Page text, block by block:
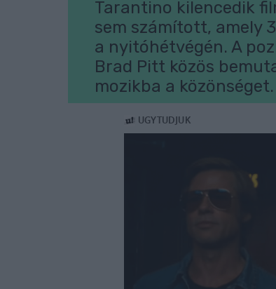
Tarantino kilencedik
sem számított, amely
a nyitóhétvégén. A
Brad Pitt közös
mozikba a közönséget.